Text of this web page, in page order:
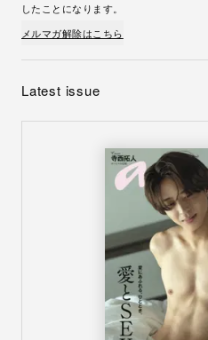
したことになります。
メルマガ解除はこちら
Latest issue